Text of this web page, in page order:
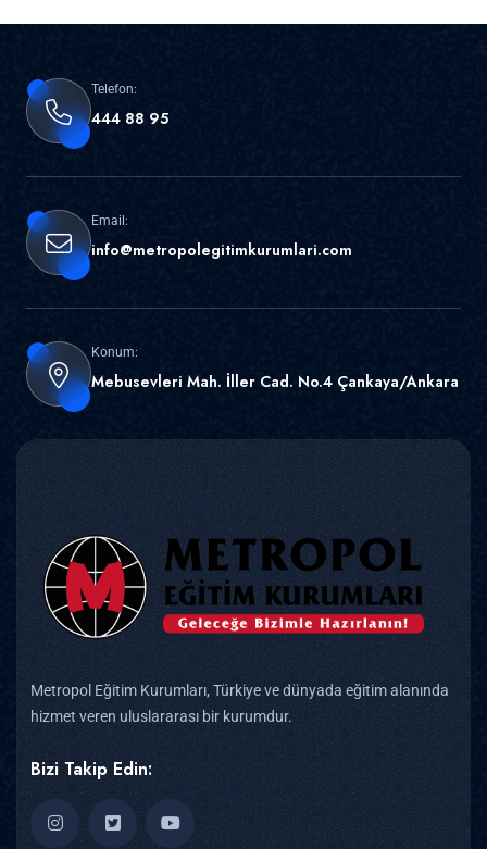
Telefon:
444 88 95
Email:
info@metropolegitimkurumlari.com
Konum:
Mebusevleri Mah. İller Cad. No.4 Çankaya/Ankara
Metropol Eğitim Kurumları, Türkiye ve dünyada eğitim alanında
hizmet veren uluslararası bir kurumdur.
Bizi Takip Edin: